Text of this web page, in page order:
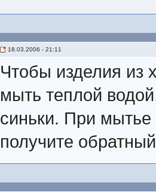
18.03.2006 - 21:11
Чтобы изделия из
мыть теплой
синьки. При мытье
получите